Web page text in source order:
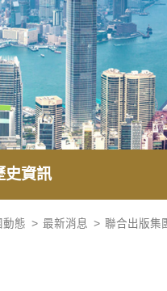
史資訊
動態 最新消息 聯合出版集